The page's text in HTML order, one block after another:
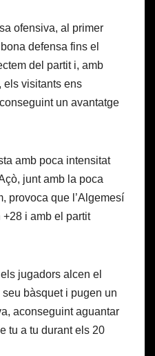
ofensiva, al primer
defensa fins el
del partit i, amb
els visitants ens
un avantatge
amb poca intensitat
junt amb la poca
provoca que l’Algemesí
i amb el partit
jugadors alcen el
bàsquet i pugen un
aconseguint aguantar
tu a tu durant els 20